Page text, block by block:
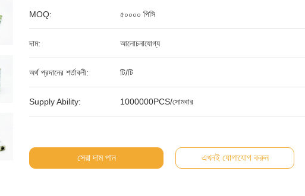
MOQ: ৫০০০০ পিসি
দাম: আলোচনাযোগ্য
অর্থ প্রদানের শর্তাবলী: টি/টি
Supply Ability: 1000000PCS/সোমবার
সেরা দাম পান এখনই যোগাযোগ করুন